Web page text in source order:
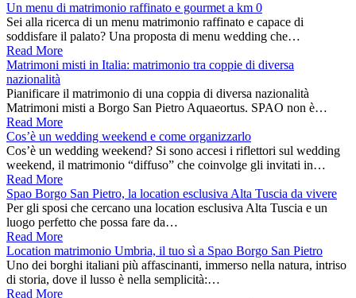
Un menu di matrimonio raffinato e gourmet a km 0
Sei alla ricerca di un menu matrimonio raffinato e capace di
soddisfare il palato? Una proposta di menu wedding che…
Read More
Matrimoni misti in Italia: matrimonio tra coppie di diversa
nazionalità
Pianificare il matrimonio di una coppia di diversa nazionalità
Matrimoni misti a Borgo San Pietro Aquaeortus. SPAO non è…
Read More
Cos’è un wedding weekend e come organizzarlo
Cos’è un wedding weekend? Si sono accesi i riflettori sul wedding
weekend, il matrimonio “diffuso” che coinvolge gli invitati in…
Read More
Spao Borgo San Pietro, la location esclusiva Alta Tuscia da vivere
Per gli sposi che cercano una location esclusiva Alta Tuscia e un
luogo perfetto che possa fare da…
Read More
Location matrimonio Umbria, il tuo sì a Spao Borgo San Pietro
Uno dei borghi italiani più affascinanti, immerso nella natura, intriso
di storia, dove il lusso è nella semplicità:…
Read More